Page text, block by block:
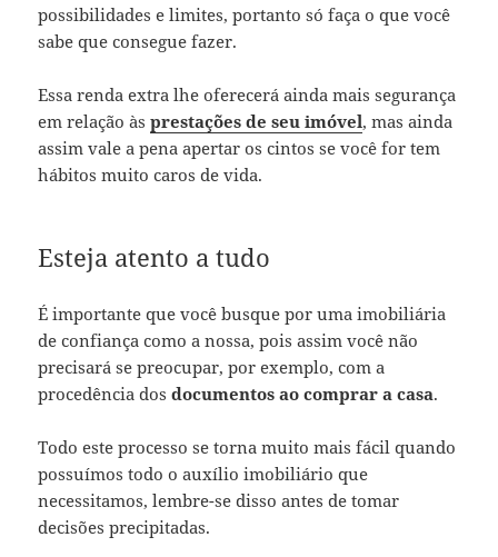
possibilidades e limites, portanto só faça o que você
sabe que consegue fazer.
Essa renda extra lhe oferecerá ainda mais segurança
em relação àsprestações de seu imóvel, mas ainda
assim vale a pena apertar os cintos se você for tem
hábitos muito caros de vida.
Esteja atento a tudo
É importante que você busque por uma imobiliária
de confiança como a nossa, pois assim você não
precisará se preocupar, por exemplo, com a
procedência dosdocumentos ao comprar a casa.
Todo este processo se torna muito mais fácil quando
possuímos todo o auxílio imobiliário que
necessitamos, lembre-se disso antes de tomar
decisões precipitadas.